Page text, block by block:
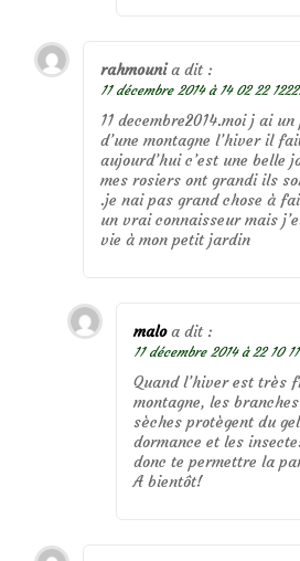
rahmouni a dit :
11 décembre 2014 à 14 02 22
11 decembre2014.moi j ai
d’une montagne l’hiver il
aujourd’hui c’est une belle
mes rosiers ont grandi ils
.je nai pas grand chose à
un vrai connaisseur mais
vie à mon petit jardin
malo a dit :
11 décembre 2014 à 22 10 11
Quand l’hiver est très
montagne, les
sèches protègent du
dormance et les
donc te permettre la
A bientôt!